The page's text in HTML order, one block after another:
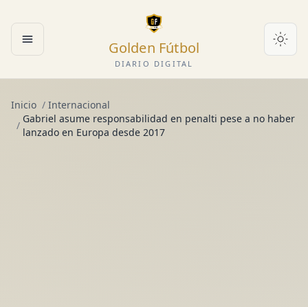
Abrir menú Golden Fútbol
DIARIO DIGITAL
Inicio / Internacional
/
Gabriel asume responsabilidad en penalti pese a no haber
lanzado en Europa desde 2017